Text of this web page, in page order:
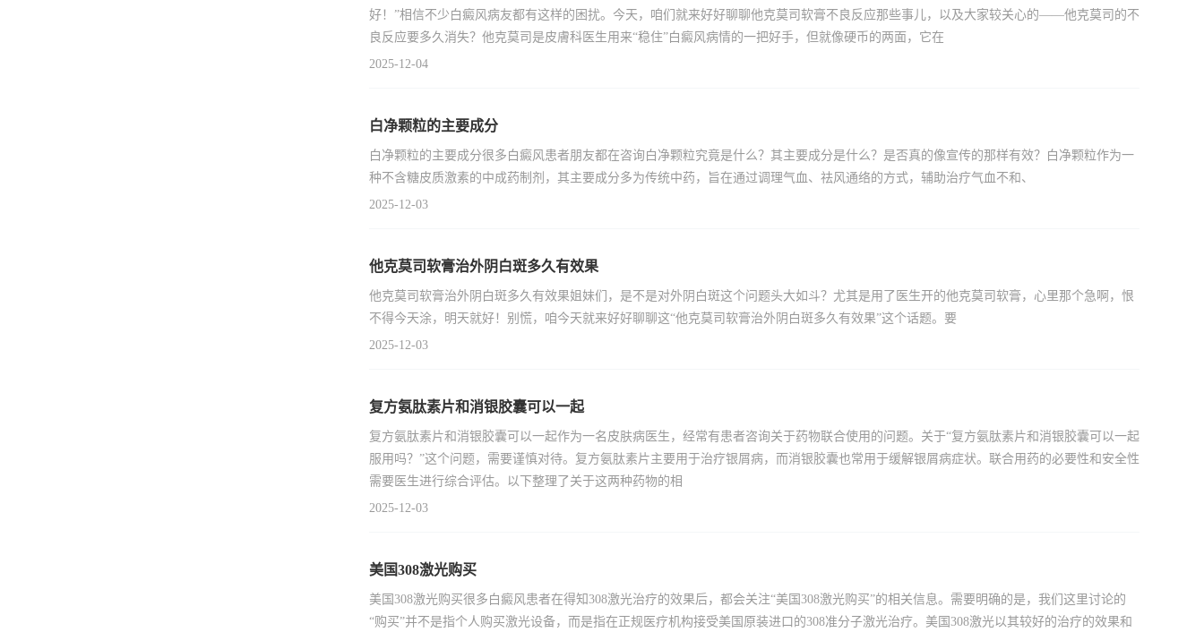
好！”相信不少白癜风病友都有这样的困扰。今天，咱们就来好好聊聊他克莫司软膏不良反应那些事儿，以及大家较关心的——他克莫司的不
良反应要多久消失？他克莫司是皮膚科医生用来“稳住”白癜风病情的一把好手，但就像硬币的两面，它在
2025-12-04
白净颗粒的主要成分
白净颗粒的主要成分很多白癜风患者朋友都在咨询白净颗粒究竟是什么？其主要成分是什么？是否真的像宣传的那样有效？白净颗粒作为一
种不含糖皮质激素的中成药制剂，其主要成分多为传统中药，旨在通过调理气血、祛风通络的方式，辅助治疗气血不和、
2025-12-03
他克莫司软膏治外阴白斑多久有效果
他克莫司软膏治外阴白斑多久有效果姐妹们，是不是对外阴白斑这个问题头大如斗？尤其是用了医生开的他克莫司软膏，心里那个急啊，恨
不得今天涂，明天就好！别慌，咱今天就来好好聊聊这“他克莫司软膏治外阴白斑多久有效果”这个话题。要
2025-12-03
复方氨肽素片和消银胶囊可以一起
复方氨肽素片和消银胶囊可以一起作为一名皮肤病医生，经常有患者咨询关于药物联合使用的问题。关于“复方氨肽素片和消银胶囊可以一起
服用吗？”这个问题，需要谨慎对待。复方氨肽素片主要用于治疗银屑病，而消银胶囊也常用于缓解银屑病症状。联合用药的必要性和安全性
需要医生进行综合评估。以下整理了关于这两种药物的相
2025-12-03
美国308激光购买
美国308激光购买很多白癜风患者在得知308激光治疗的效果后，都会关注“美国308激光购买”的相关信息。需要明确的是，我们这里讨论的
“购买”并不是指个人购买激光设备，而是指在正规医疗机构接受美国原装进口的308准分子激光治疗。美国308激光以其较好的治疗的效果和